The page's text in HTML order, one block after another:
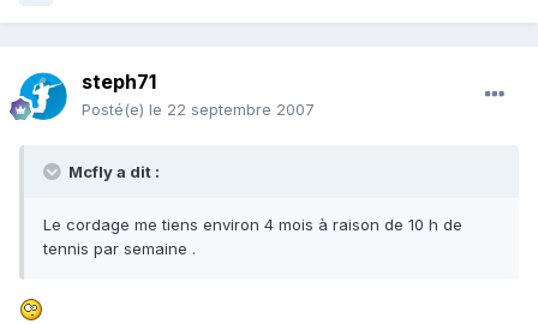
steph71
Posté(e) le 22 septembre 2007
Mcfly a dit :
Le cordage me tiens environ 4 mois à raison de 10 h de
tennis par semaine .